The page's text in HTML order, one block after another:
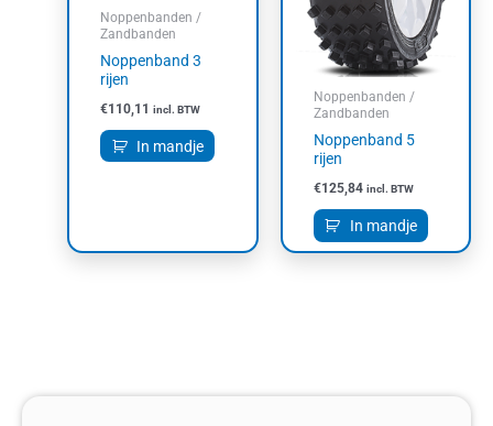
Noppenbanden /
Zandbanden
Noppenband 3
rijen
€110,11 incl. BTW
In mandje
Noppenbanden /
Zandbanden
Noppenband 5
rijen
€125,84 incl. BTW
In mandje